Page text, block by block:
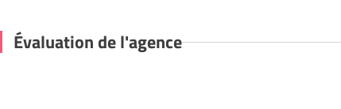
Évaluation de l'agence